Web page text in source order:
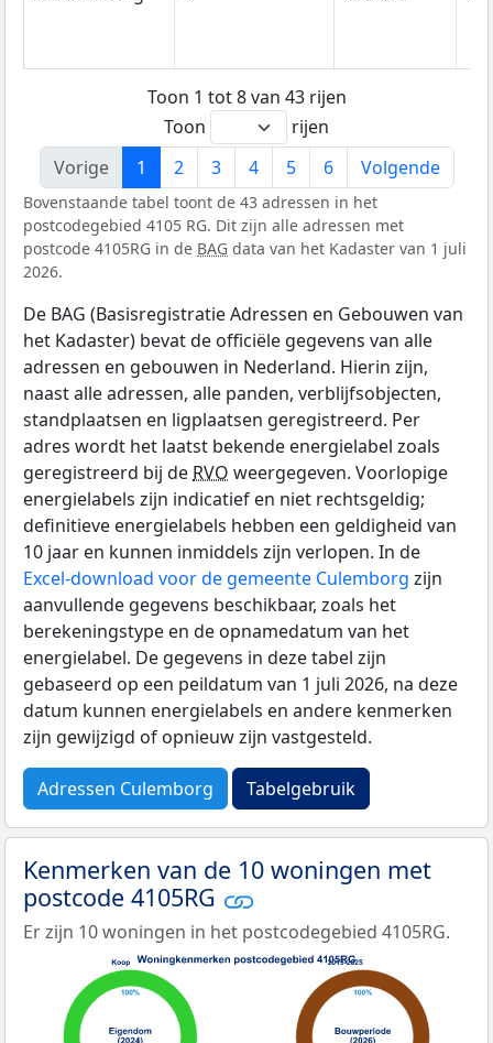
Toon 1 tot 8 van 43 rijen
Toon
rijen
Vorige
1 2 3 4 5 6 Volgende
Bovenstaande tabel toont de 43 adressen in het
postcodegebied 4105 RG. Dit zijn alle adressen met
postcode 4105RG in de BAG data van het Kadaster van 1 juli
2026.
De BAG (Basisregistratie Adressen en Gebouwen van
het Kadaster) bevat de officiële gegevens van alle
adressen en gebouwen in Nederland. Hierin zijn,
naast alle adressen, alle panden, verblijfsobjecten,
standplaatsen en ligplaatsen geregistreerd. Per
adres wordt het laatst bekende energielabel zoals
geregistreerd bij de RVO weergegeven. Voorlopige
energielabels zijn indicatief en niet rechtsgeldig;
definitieve energielabels hebben een geldigheid van
10 jaar en kunnen inmiddels zijn verlopen. In de
Excel-download voor de gemeente Culemborg zijn
aanvullende gegevens beschikbaar, zoals het
berekeningstype en de opnamedatum van het
energielabel. De gegevens in deze tabel zijn
gebaseerd op een peildatum van 1 juli 2026, na deze
datum kunnen energielabels en andere kenmerken
zijn gewijzigd of opnieuw zijn vastgesteld.
Adressen Culemborg Tabelgebruik
Kenmerken van de 10 woningen met
postcode 4105RG
Er zijn 10 woningen in het postcodegebied 4105RG.